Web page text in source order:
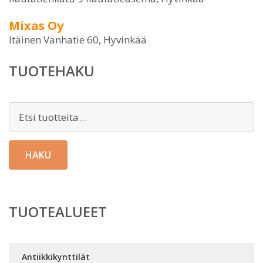
Mixas Oy
Itäinen Vanhatie 60, Hyvinkää
TUOTEHAKU
HAKU
TUOTEALUEET
Antiikkikynttilät